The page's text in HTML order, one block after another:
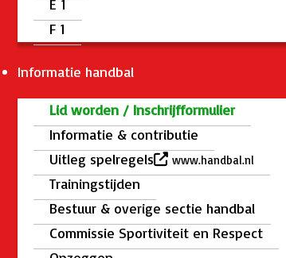
E 1
F 1
Informatie handbal
Lid worden / Inschrijfformulier
Informatie & contributie
Uitleg spelregels
www.handbal.nl
Trainingstijden
Bestuur & overige sectie handbal
Commissie Sportiviteit en Respect